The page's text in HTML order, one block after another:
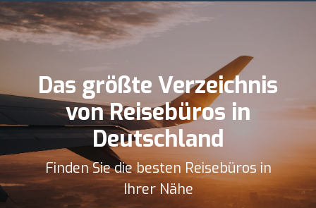
Das größte Verzeichnis
von Reisebüros in
Deutschland
Finden Sie die besten Reisebüros in
Ihrer Nähe